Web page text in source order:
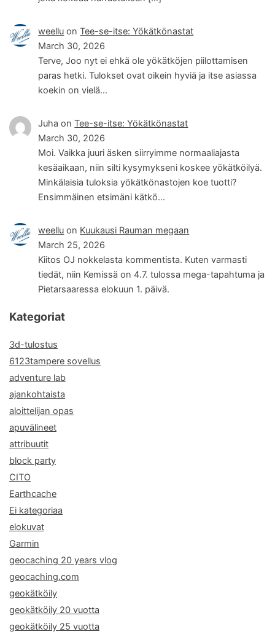
weellu onTee-se-itse: Yökätkönastat
March 30, 2026
Terve, Joo nyt ei ehkä ole yökätköjen piilottamisen
paras hetki. Tulokset ovat oikein hyviä ja itse asiassa
koekin on vielä…
Juha onTee-se-itse: Yökätkönastat
March 30, 2026
Moi. Vaikka juuri äsken siirryimme normaaliajasta
kesäaikaan, niin silti kysymykseni koskee yökätköilyä.
Minkälaisia tuloksia yökätkönastojen koe tuotti?
Ensimmäinen etsimäni kätkö…
weellu on Kuukausi Rauman megaan
March 25, 2026
Kiitos OJ nokkelasta kommentista. Kuten varmasti
tiedät, niin Kemissä on 4.7. tulossa mega-tapahtuma ja
Pietarsaaressa elokuun 1. päivä.
Kategoriat
3d-tulostus
6123tampere sovellus
adventure lab
ajankohtaista
aloittelijan opas
apuvälineet
attribuutit
block party
CITO
Earthcache
Ei kategoriaa
elokuvat
Garmin
geocaching 20 years vlog
geocaching.com
geokätköily
geokätköily 20 vuotta
geokätköily 25 vuotta